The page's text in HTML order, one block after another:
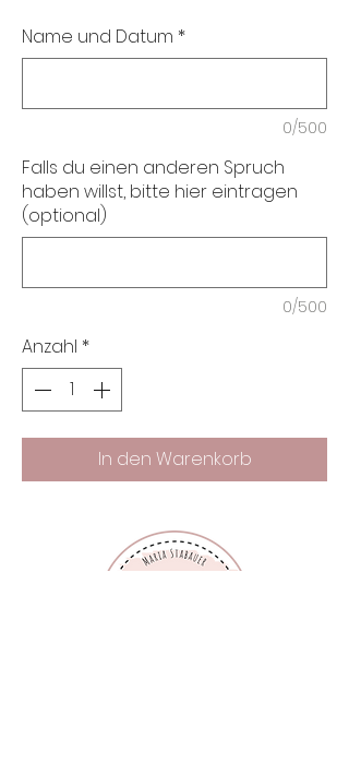
Name und Datum *
0/500
Falls du einen anderen Spruch
haben willst, bitte hier eintragen
(optional)
0/500
Anzahl *
In den Warenkorb